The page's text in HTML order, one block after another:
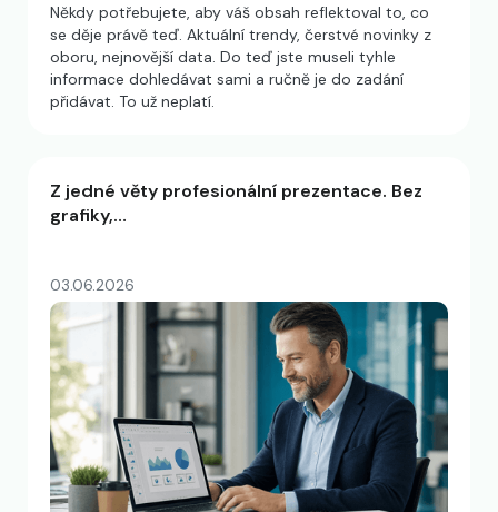
Někdy potřebujete, aby váš obsah reflektoval to, co
se děje právě teď. Aktuální trendy, čerstvé novinky z
oboru, nejnovější data. Do teď jste museli tyhle
informace dohledávat sami a ručně je do zadání
přidávat. To už neplatí.
Z jedné věty profesionální prezentace. Bez
grafiky,…
03.06.2026